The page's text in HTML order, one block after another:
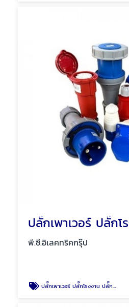
พี.ซี.อิเลคทริคกรุ๊ป
ปลั๊กเพาเวอร์ ปลั๊กโรงงาน ปลั๊กอุตสาหกรรม พัทยา ชลบุรี